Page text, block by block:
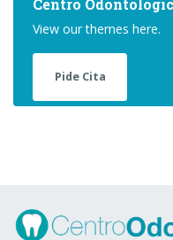
Centro
View our themes here.
Pide Cita